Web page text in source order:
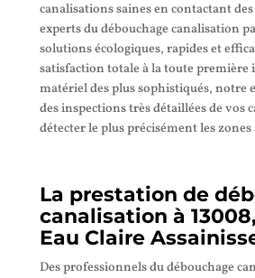
canalisations saines en contactant
experts du débouchage canalisation
solutions écologiques, rapides et
satisfaction totale à la toute
matériel des plus sophistiqués, notre
des inspections très détaillées de vos
détecter le plus précisément les
La prestation de
canalisation à
Eau Claire
Des professionnels du débouchage